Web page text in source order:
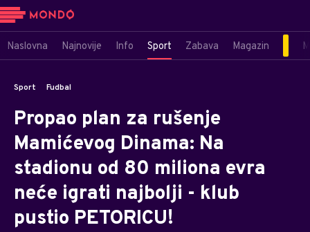
Naslovna Najnovije Info Sport Zabava Magazin
Sport Fudbal
Propao plan za rušenje
Mamićevog Dinama: Na
stadionu od 80 miliona evra
neće igrati najbolji - klub
pustio PETORICU!